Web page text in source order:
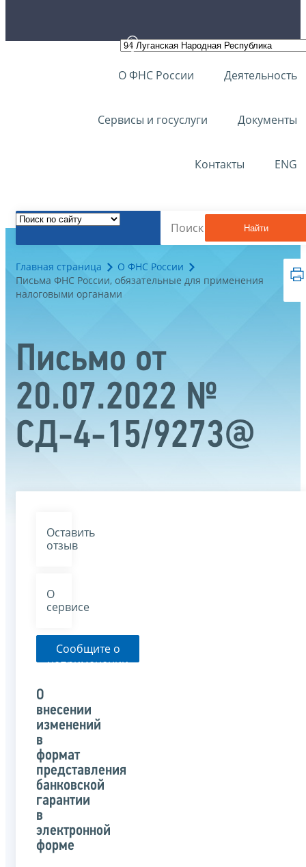
О ФНС России Деятельность
Сервисы и госуслуги Документы
Контакты ENG
Найти
Главная страница
О ФНС России
Письма ФНС России, обязательные для применения
налоговыми органами
Письмо от
20.07.2022 №
СД-4-15/9273@
Оставить
отзыв
О
сервисе
Сообщите о
неприменении
указанного
письма
О
внесении
изменений
в
формат
представления
банковской
гарантии
в
электронной
форме